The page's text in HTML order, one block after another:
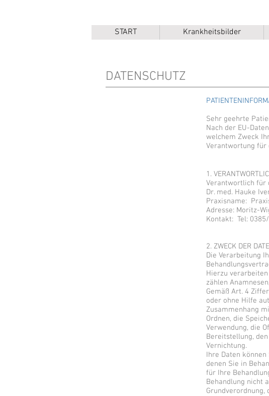
START Krankheitsbilder
DATENSCHUTZ
Sehr geehrte
Nach der EU-
welchem Zweck
Verantwortung für
1.
Verantwortlich für
Dr. med. Hauke
Praxisname:
Adresse: Moritz-
Kontakt: Tel:
2. ZWECK DER
Die Verarbeitung
Hierzu
zählen
Gemäß Art. 4
oder ohne Hilfe
Zusammenhang
Ordnen, die
Verwendung, die
Bereitstellung,
Vernichtung.
Ihre Daten
denen Sie in
für Ihre
Behandlung nicht
Grundverordnung,